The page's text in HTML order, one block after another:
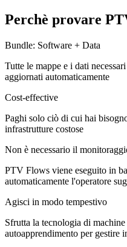
Perchè provare
Bundle: Software + Data
Tutte le mappe e i dati
aggiornati automaticamente
Cost-effective
Paghi solo ciò di cui hai
infrastrutture costose
Non è necessario il
PTV Flows viene eseguito in
automaticamente l'operatore
Agisci in modo tempestivo
Sfrutta la tecnologia di
autoapprendimento per